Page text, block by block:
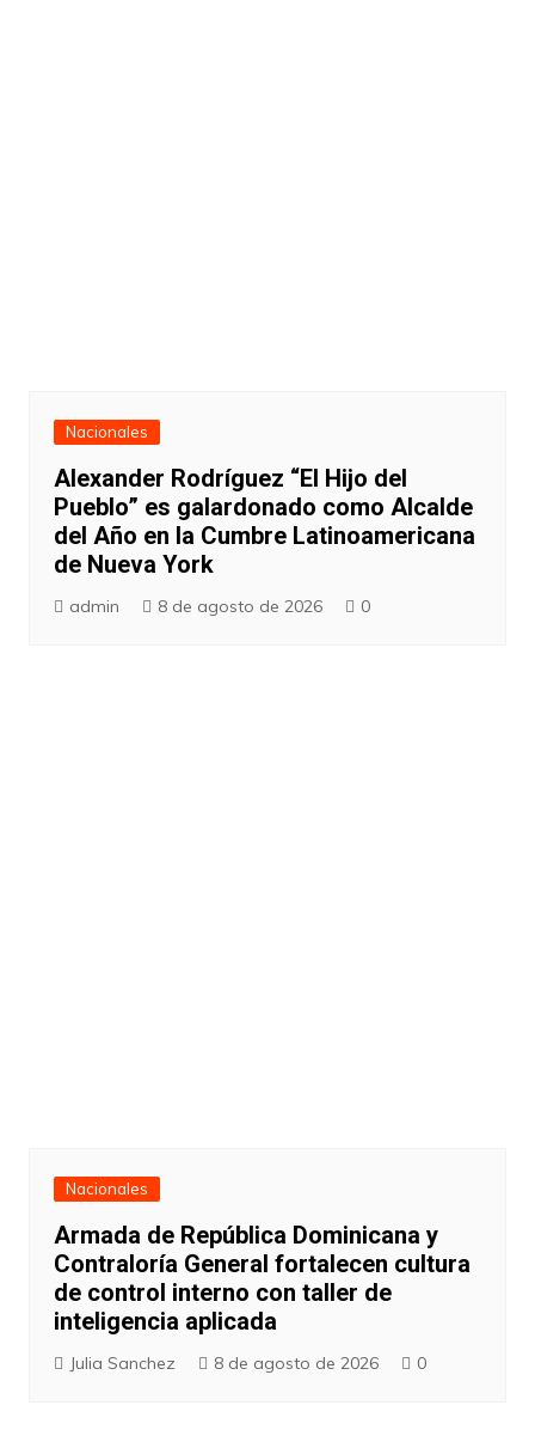
Nacionales
Alexander Rodríguez “El Hijo del
Pueblo” es galardonado como Alcalde
del Año en la Cumbre Latinoamericana
de Nueva York
admin 8 de agosto de 2026 0
Nacionales
Armada de República Dominicana y
Contraloría General fortalecen cultura
de control interno con taller de
inteligencia aplicada
Julia Sanchez 8 de agosto de 2026 0